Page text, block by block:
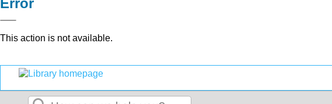
This action is not available.